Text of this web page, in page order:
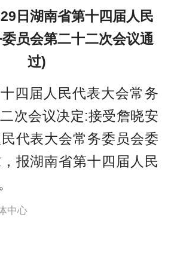
29日湖南省第十四届人民
员会第二十二次会议通
过)
四届人民代表大会常务
次会议决定:接受詹晓安
代表大会常务委员会委
报湖南省第十四届人民
中心